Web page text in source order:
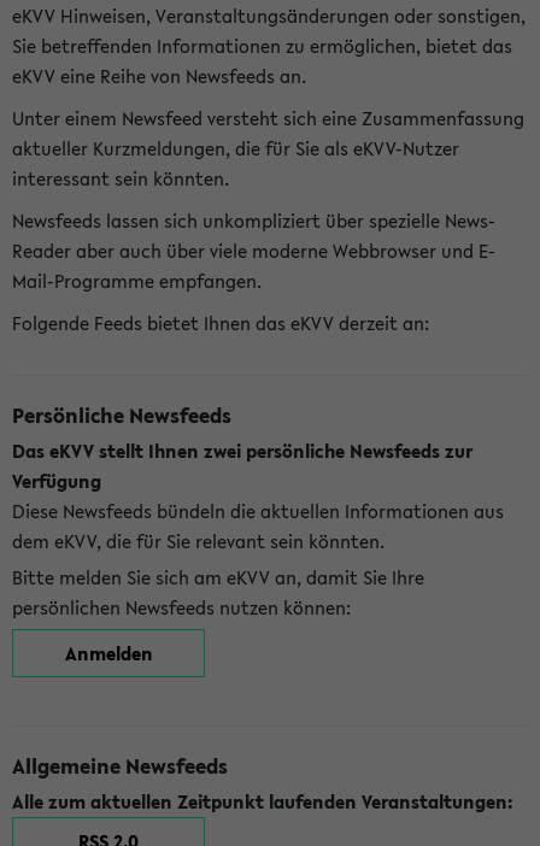
eKVV Hinweisen, Veranstaltungsänderungen oder sonstigen,
Sie betreffenden Informationen zu ermöglichen, bietet das
eKVV eine Reihe von Newsfeeds an.
Unter einem Newsfeed versteht sich eine Zusammenfassung
aktueller Kurzmeldungen, die für Sie als eKVV-Nutzer
interessant sein könnten.
Newsfeeds lassen sich unkompliziert über spezielle News-
Reader aber auch über viele moderne Webbrowser und E-
Mail-Programme empfangen.
Folgende Feeds bietet Ihnen das eKVV derzeit an:
Persönliche Newsfeeds
Das eKVV stellt Ihnen zwei persönliche Newsfeeds zur
Verfügung
Diese Newsfeeds bündeln die aktuellen Informationen aus
dem eKVV, die für Sie relevant sein könnten.
Bitte melden Sie sich am eKVV an, damit Sie Ihre
persönlichen Newsfeeds nutzen können:
Anmelden
Allgemeine Newsfeeds
Alle zum aktuellen Zeitpunkt laufenden Veranstaltungen:
RSS 2.0